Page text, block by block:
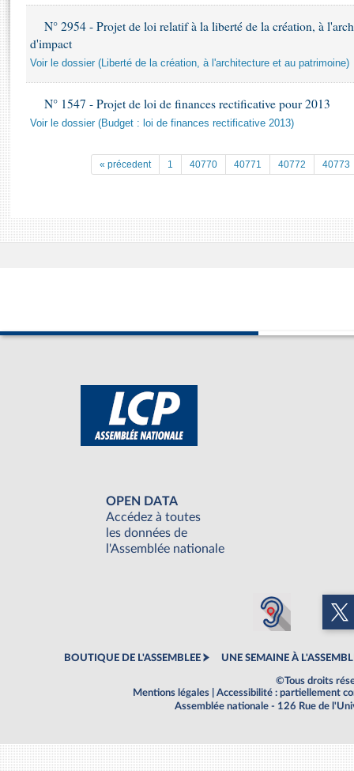
Rapports d'information
Rapports d'enquête
Rapports législatifs
Rapports sur l'application des lois
Baromètre de l’application des lois
Dossiers législatifs
Comptes rendus des débats
Liens vers les sites publics
N° 2954 - Projet de loi relatif à la liberté de la création, à
d'impact
Voir le dossier (Liberté de la création, à l'architecture et au patrimoine)
N° 1547 - Projet de loi de finances rectificative pour 2013
Voir le dossier (Budget : loi de finances rectificative 2013)
« précedent 1 40770 40771 40772 40773
OPEN DATA
Accédez à toutes
les données de
l'Assemblée nationale
BOUTIQUE DE L'ASSEMBLEE UNE SEMAINE À
©Tous droits
Mentions légales
Accessibilité : partiellement
Assemblée nationale - 126 Rue de